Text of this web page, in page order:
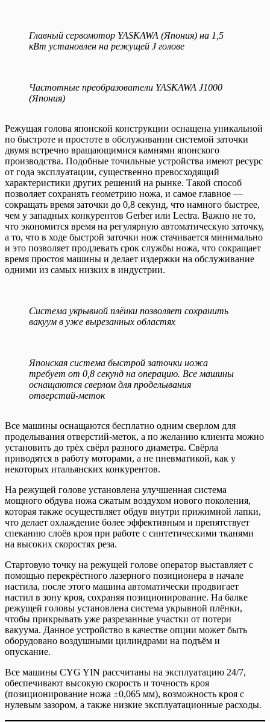
Главный сервомотор YASKAWA (Япония) на 1,5
кВт установлен на режущей J голове
Частотные преобразователи YASKAWA J1000
(Япония)
Режущая голова японской конструкции оснащена уникальной
по быстроте и простоте в обслуживании системой заточки
двумя встречно вращающимися камнями японского
производства. Подобные точильные устройства имеют ресурс
от года эксплуатации, существенно превосходящий
характеристики других решений на рынке. Такой способ
позволяет сохранять геометрию ножа, и самое главное —
сокращать время заточки до 0,8 секунд, что намного быстрее,
чем у западных конкурентов Gerber или Lectra. Важно не то,
что экономится время на регулярную автоматическую заточку,
а то, что в ходе быстрой заточки нож стачивается минимально
и это позволяет продлевать срок службы ножа, что сокращает
время простоя машины и делает издержки на обслуживание
одними из самых низких в индустрии.
Система укрывной плёнки позволяет сохранить
вакуум в уже вырезанных областях
Японская система быстрой заточки ножа
требует от 0,8 секунд на операцию. Все машины
оснащаются сверлом для проделывания
отверстий-меток
Все машины оснащаются бесплатно одним сверлом для
проделывания отверстий-меток, а по желанию клиента можно
установить до трёх свёрл разного диаметра. Свёрла
приводятся в работу моторами, а не пневматикой, как у
некоторых итальянских конкурентов.
На режущей голове установлена улучшенная система
мощного обдува ножа сжатым воздухом нового поколения,
которая также осуществляет обдув внутри прижимной лапки,
что делает охлаждение более эффективным и препятствует
спеканию слоёв кроя при работе с синтетическими тканями
на высоких скоростях реза.
Стартовую точку на режущей голове оператор выставляет с
помощью перекрёстного лазерного позиционера в начале
настила, после этого машина автоматически продвигает
настил в зону кроя, сохраняя позиционирование. На балке
режущей головы установлена система укрывной плёнки,
чтобы прикрывать уже разрезанные участки от потери
вакуума. Данное устройство в качестве опции может быть
оборудовано воздушными цилиндрами на подъём и
опускание.
Все машины CYG YIN рассчитаны на эксплуатацию 24/7,
обеспечивают высокую скорость и точность кроя
(позиционирование ножа ±0,065 мм), возможность кроя с
нулевым зазором, а также низкие эксплуатационные расходы.